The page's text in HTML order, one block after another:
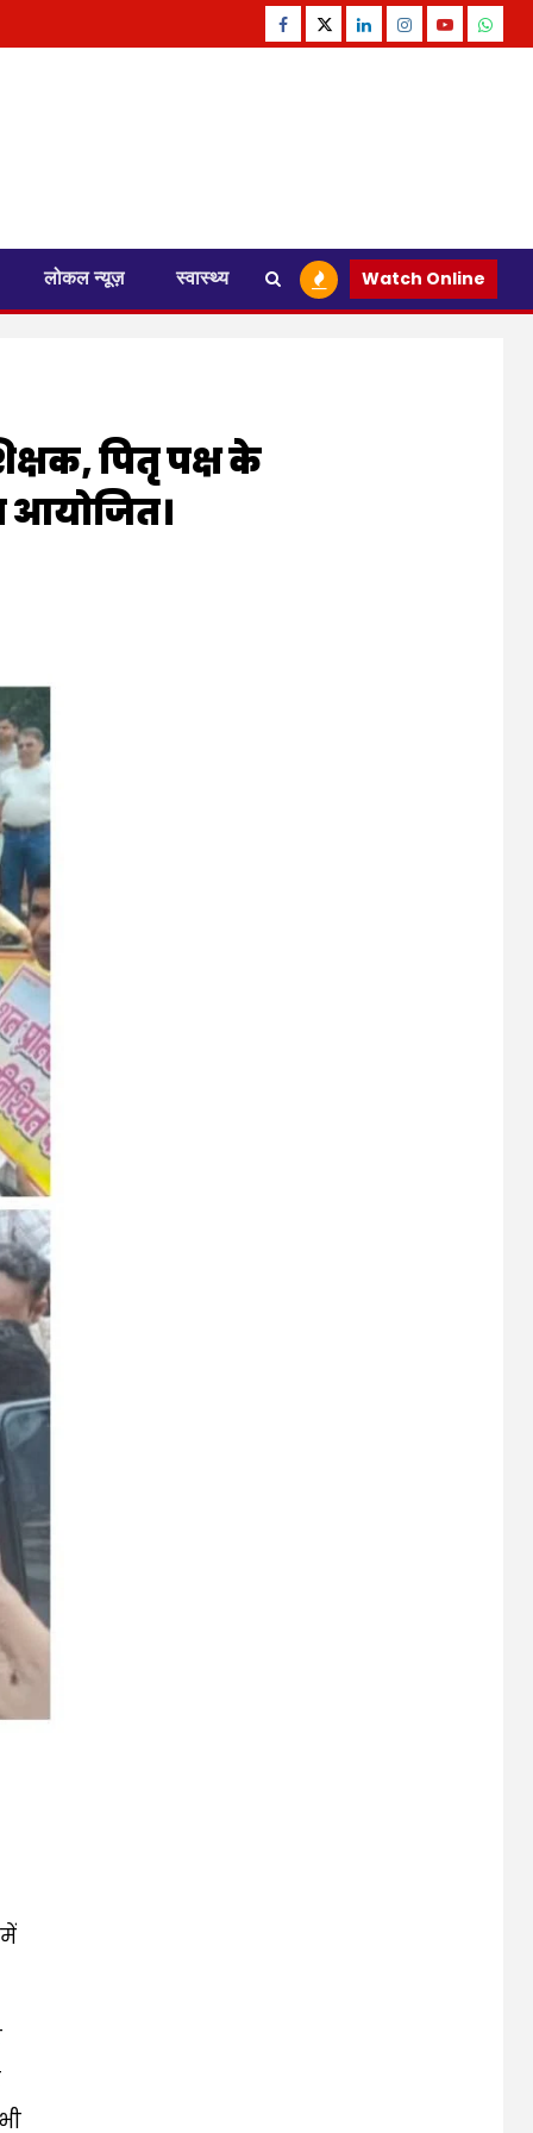
Facebook
TwitterLinkedinInstagram
Youtube
लोकल न्यूज़ स्वास्थ्य Watch Online
पितृ पक्ष के
आयोजित।